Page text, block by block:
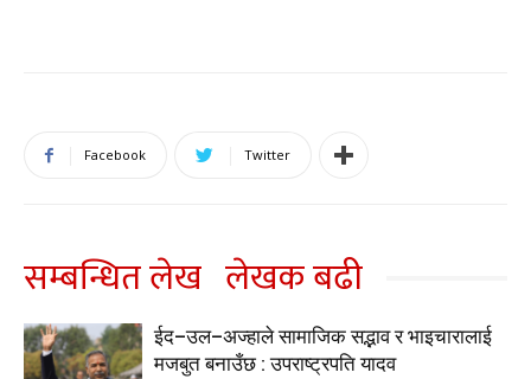
Facebook Twitter
सम्बन्धित लेख लेखक बढी
ईद–उल–अज्हाले सामाजिक सद्भाव र भाइचारालाई
मजबुत बनाउँछ : उपराष्ट्रपति यादव